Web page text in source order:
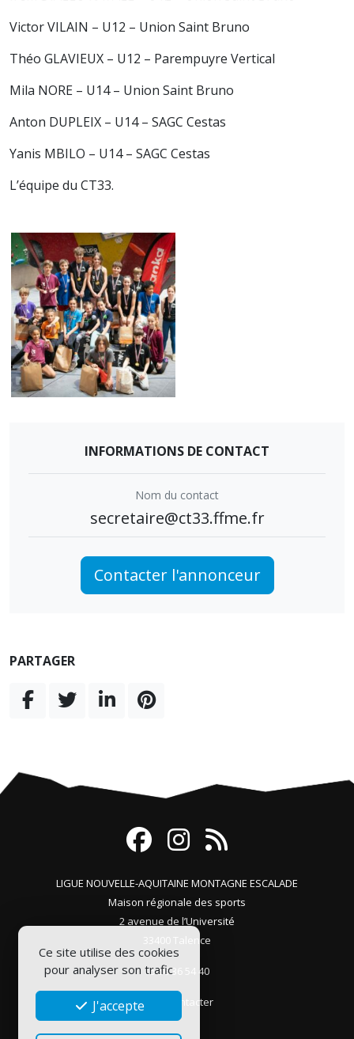
Victor VILAIN – U12 – Union Saint Bruno
Théo GLAVIEUX – U12 – Parempuyre Vertical
Mila NORE – U14 – Union Saint Bruno
Anton DUPLEIX – U14 – SAGC Cestas
Yanis MBILO – U14 – SAGC Cestas
L’équipe du CT33.
INFORMATIONS DE CONTACT
Nom du contact
secretaire@ct33.ffme.fr
Contacter l'annonceur
PARTAGER
LIGUE NOUVELLE-AQUITAINE MONTAGNE ESCALADE
Maison régionale des sports
2 avenue de l’Université
33400 Talence
05 56 36 54 40
Nous contacter
Ce site utilise des cookies
pour analyser son trafic
J'accepte